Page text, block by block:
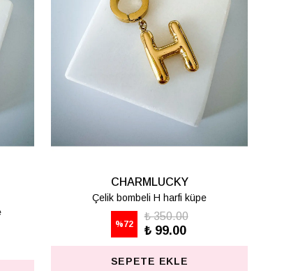
CHARMLUCKY
Çelik bombeli T harfi küpe
%72
₺ 350.00
₺ 99.00
SEPETE EKLE